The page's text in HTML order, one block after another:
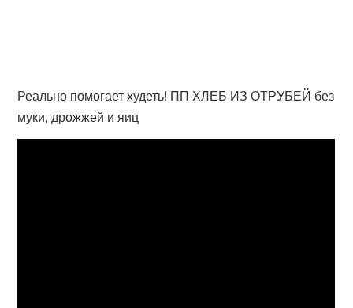
Реально помогает худеть! ПП ХЛЕБ ИЗ ОТРУБЕЙ без
муки, дрожжей и яиц